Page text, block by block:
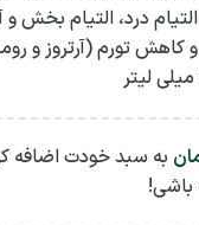
درد، التیام بخش و
تورم (آرتروز و
به سبد خودت اضافه
باشی!